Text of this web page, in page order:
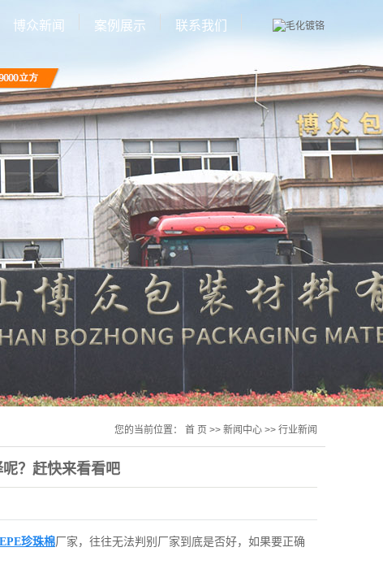
博众新闻
公司新闻
行业新闻
技术知识
案例展示
厂房环境
设备展示
联系我们
您的当前位置： 首 页 >> 新闻中心 >> 行业新闻
？赶快来看看吧
EPE珍珠棉厂家，往往无法判别厂家到底是否好，如果要正确